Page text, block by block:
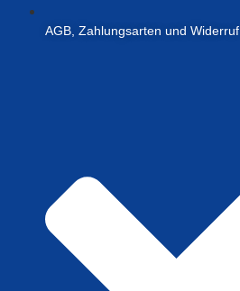
AGB, Zahlungsarten und Widerruf